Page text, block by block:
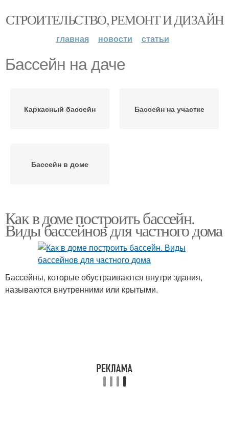
СТРОИТЕЛЬСТВО, РЕМОНТ И ДИЗАЙН
главная новости статьи
Бассейн на даче
Каркасный бассейн Бассейн на участке
Бассейн в доме
Как в доме построить бассейн.
Виды бассейнов для частного дома
Бассейны, которые обустраиваются внутри здания,
называются внутренними или крытыми.